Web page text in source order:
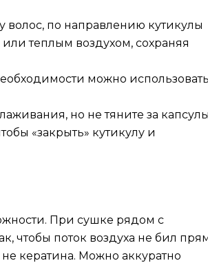
волос, по направлению кутикулы
теплым воздухом, сохраняя
можно использовать
но не тяните за капсулы
«закрыть» кутикулу и
При сушке рядом с
чтобы поток воздуха не бил
кератина. Можно аккуратно